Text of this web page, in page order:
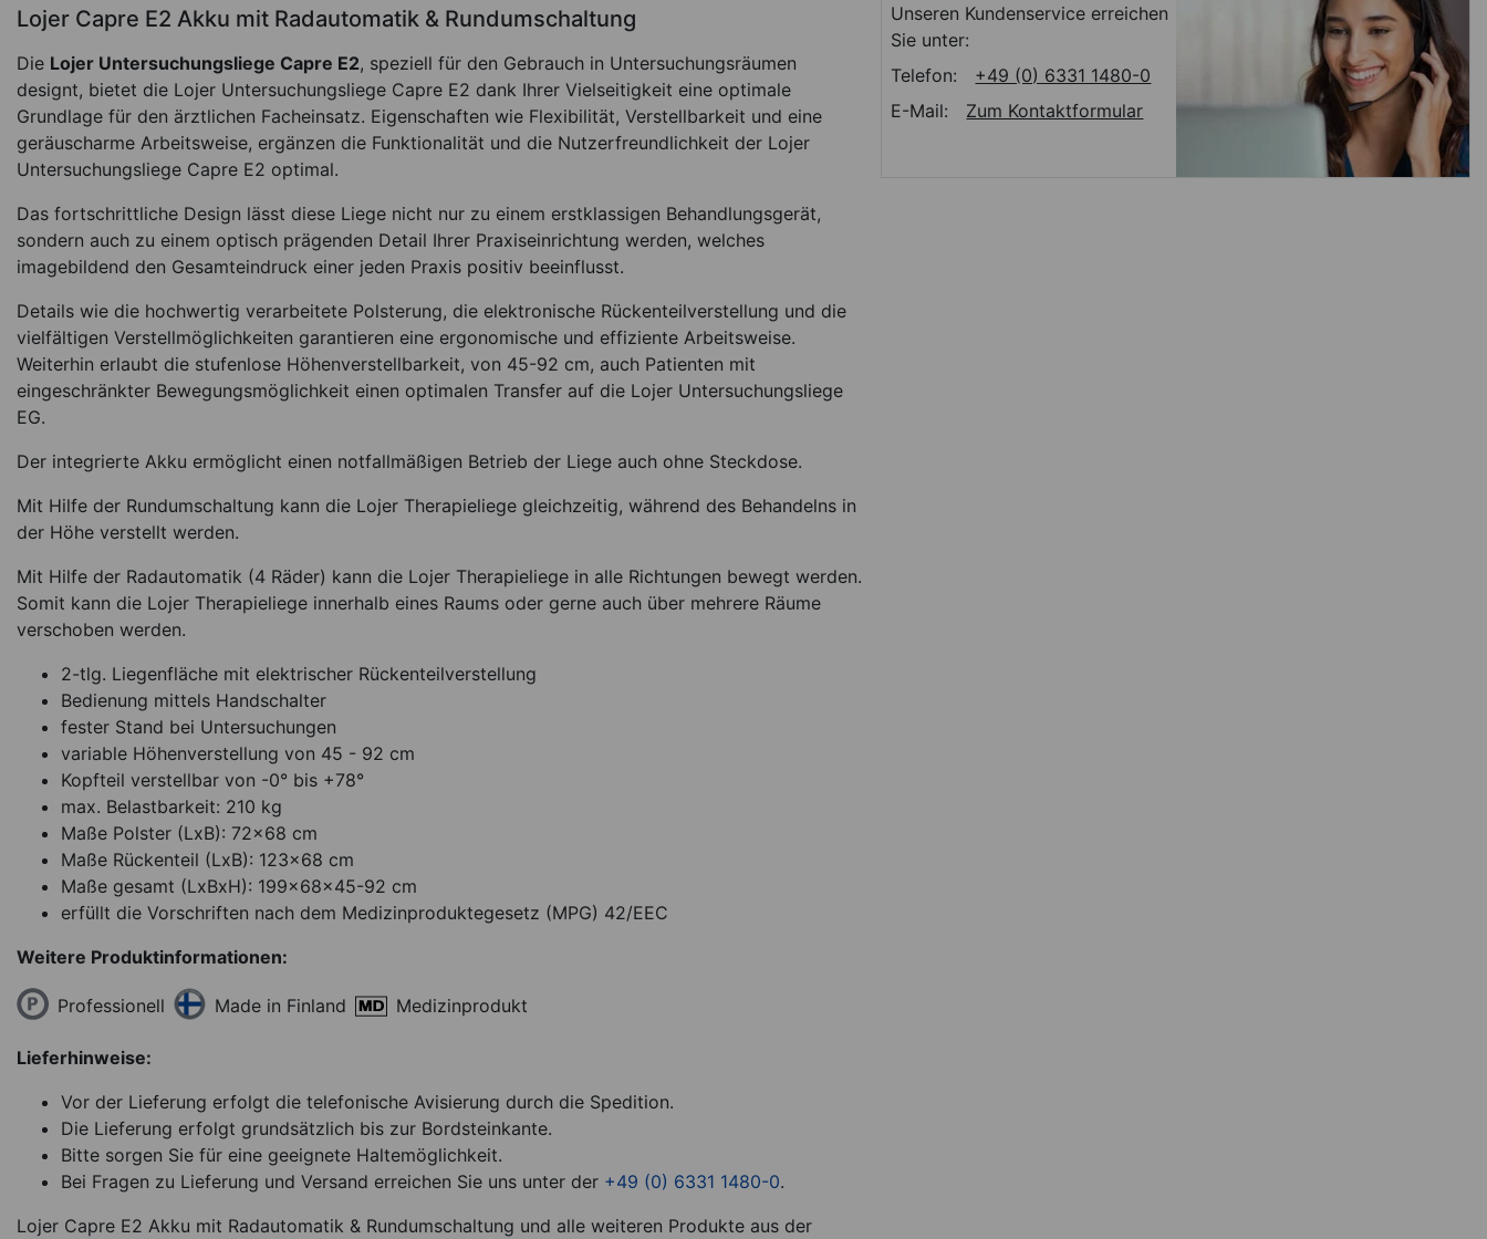
Lojer Capre E2 Akku mit Radautomatik & Rundumschaltung
Die Lojer Untersuchungsliege Capre E2, speziell für den Gebrauch in Untersuchungsräumen
designt, bietet die Lojer Untersuchungsliege Capre E2 dank Ihrer Vielseitigkeit eine optimale
Grundlage für den ärztlichen Facheinsatz. Eigenschaften wie Flexibilität, Verstellbarkeit und eine
geräuscharme Arbeitsweise, ergänzen die Funktionalität und die Nutzerfreundlichkeit der Lojer
Untersuchungsliege Capre E2 optimal.
Das fortschrittliche Design lässt diese Liege nicht nur zu einem erstklassigen Behandlungsgerät,
sondern auch zu einem optisch prägenden Detail Ihrer Praxiseinrichtung werden, welches
imagebildend den Gesamteindruck einer jeden Praxis positiv beeinflusst.
Details wie die hochwertig verarbeitete Polsterung, die elektronische Rückenteilverstellung und die
vielfältigen Verstellmöglichkeiten garantieren eine ergonomische und effiziente Arbeitsweise.
Weiterhin erlaubt die stufenlose Höhenverstellbarkeit, von 45-92 cm, auch Patienten mit
eingeschränkter Bewegungsmöglichkeit einen optimalen Transfer auf die Lojer Untersuchungsliege
EG.
Der integrierte Akku ermöglicht einen notfallmäßigen Betrieb der Liege auch ohne Steckdose.
Mit Hilfe der Rundumschaltung kann die Lojer Therapieliege gleichzeitig, während des Behandelns in
der Höhe verstellt werden.
Mit Hilfe der Radautomatik (4 Räder) kann die Lojer Therapieliege in alle Richtungen bewegt werden.
Somit kann die Lojer Therapieliege innerhalb eines Raums oder gerne auch über mehrere Räume
verschoben werden.
2-tlg. Liegenfläche mit elektrischer Rückenteilverstellung
Bedienung mittels Handschalter
fester Stand bei Untersuchungen
variable Höhenverstellung von 45 - 92 cm
Kopfteil verstellbar von -0° bis +78°
max. Belastbarkeit: 210 kg
Maße Polster (LxB): 72x68 cm
Maße Rückenteil (LxB): 123x68 cm
Maße gesamt (LxBxH): 199x68x45-92 cm
erfüllt die Vorschriften nach dem Medizinproduktegesetz (MPG) 42/EEC
Weitere Produktinformationen:
Professionell Made in Finland Medizinprodukt
Lieferhinweise:
Vor der Lieferung erfolgt die telefonische Avisierung durch die Spedition.
Die Lieferung erfolgt grundsätzlich bis zur Bordsteinkante.
Bitte sorgen Sie für eine geeignete Haltemöglichkeit.
Bei Fragen zu Lieferung und Versand erreichen Sie uns unter der +49 (0) 6331 1480-0.
Lojer Capre E2 Akku mit Radautomatik & Rundumschaltung und alle weiteren Produkte aus der
Unseren Kundenservice erreichen
Sie unter:
Telefon:
+49 (0) 6331 1480-0
E-Mail:
Zum Kontaktformular